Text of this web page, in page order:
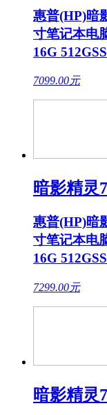
惠普(HP)暗
寸笔记本电
16G
7099.00元
暗影精灵
惠普(HP)暗
寸笔记本电
16G
7299.00元
暗影精灵